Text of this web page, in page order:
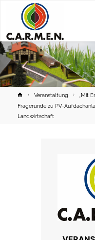
HomeVeranstaltung
„Mit
Fragerunde zu PV-
Landwirtschaft